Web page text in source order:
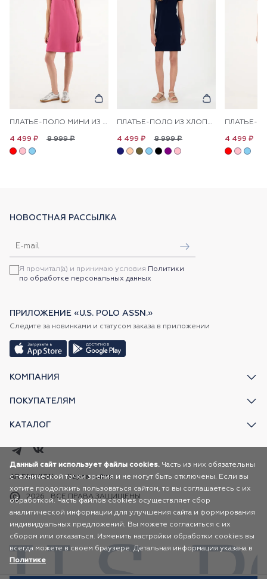
ПЛАТЬЕ-ПОЛО МИНИ ИЗ ХЛОПКА ПРЯМОЕ
8 999 ₽
4 499 ₽
ПЛАТЬЕ-ПОЛО ИЗ ХЛОПКА С КОНТРАСТНЫМ ЛОГОТИПОМ ПРИТАЛЕННОЕ
8 999 ₽
4 499 ₽ 4 499 ₽
КОМПАНИЯ
ПОКУПАТЕЛЯМ
КАТАЛОГ
НОВОСТНАЯ РАССЫЛКА
Я прочитал(а) и принимаю условия Политики
по обработке персональных данных
ПРИЛОЖЕНИЕ «U.S. POLO ASSN.»
Следите за новинками и статусом заказа в приложении
2026 ВСЕ ПРАВА ЗАЩИЩЕНЫ
AR FASHION Карта сайта
Данный сайт использует файлы cookies. Часть из них обязательны
с технической точки зрения и не могут быть отключены. Если вы
хотите продолжить пользоваться сайтом, то вы соглашаетесь с их
обработкой. Часть файлов cookies осуществляет сбор
аналитической информации для улучшения сайта и формирования
индивидуальных предложений. Вы можете согласиться с их
сбором или отказаться. Изменить настройки обработки cookies вы
всегда можете в своем браузере. Детальная информация указана в
Политике